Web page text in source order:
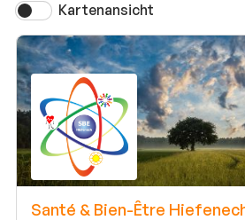
Kartenansicht
Santé & Bien-Être